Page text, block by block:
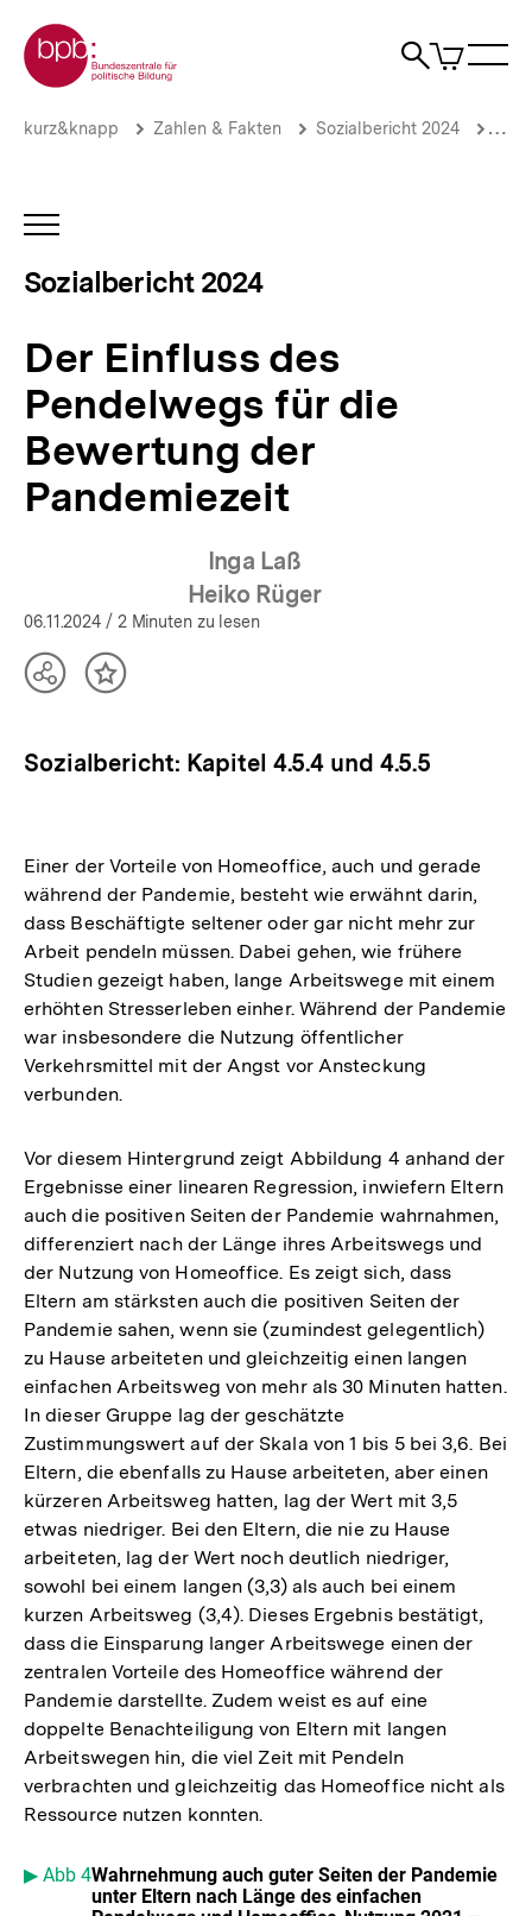
zum
Seiteninhalt
springen
Zur Startseite der bpb
Suche
Artikel
im
Der
für
die
Bewertung
der
Sozialbericht
2024
bpb.de
Brotkrümelnavigation
Pfadnavigation
kurz&knapp Zahlen & Fakten Sozialbericht 2024
INHALTSNAVIGATION
Sozialbericht 2024
Der Einfluss des
Pendelwegs für die
Bewertung der
Pandemiezeit
Inga Laß
Heiko Rüger
06.11.2024 / 2 Minuten zu lesen
TeilenInhalt
Sozialbericht: Kapitel 4.5.4 und 4.5.5
Einer der Vorteile von Homeoffice, auch und gerade
während der Pandemie, besteht wie erwähnt darin,
dass Beschäftigte seltener oder gar nicht mehr zur
Arbeit pendeln müssen. Dabei gehen, wie frühere
Studien gezeigt haben, lange Arbeitswege mit einem
erhöhten Stresserleben einher. Während der Pandemie
war insbesondere die Nutzung öffentlicher
Verkehrsmittel mit der Angst vor Ansteckung
verbunden.
Vor diesem Hintergrund zeigt Abbildung 4 anhand der
Ergebnisse einer linearen Regression, inwiefern Eltern
auch die positiven Seiten der Pandemie wahrnahmen,
differenziert nach der Länge ihres Arbeitsweg s und
der Nutzung von Homeoffice. Es zeigt sich, dass
Eltern am stärksten auch die positiven Seiten der
Pandemie sahen, wenn sie (zumindest gelegentlich)
zu Hause arbeiteten und gleichzeitig einen langen
einfachen Arbeitsweg von mehr als 30 Minuten hatten.
In dieser Gruppe lag der geschätzte
Zustimmungswert auf der Skala von 1 bis 5 bei 3,6. Bei
Eltern, die ebenfalls zu Hause arbeiteten, aber einen
kürzeren Arbeitsweg hatten, lag der Wert mit 3,5
etwas niedriger. Bei den Eltern, die nie zu Hause
arbeiteten, lag der Wert noch deutlich niedriger,
sowohl bei einem langen (3,3) als auch bei einem
kurzen Arbeitsweg (3,4). Dieses Ergebnis bestätigt,
dass die Einsparung langer Arbeitswege einen der
zentralen Vorteile des Homeoffice während der
Pandemie darstellte. Zudem weist es auf eine
doppelte Benachteiligung von Eltern mit langen
Arbeitswegen hin, die viel Zeit mit Pendeln
verbrachten und gleichzeitig das Homeoffice nicht als
Ressource nutzen konnten.